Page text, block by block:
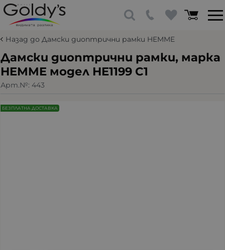
Назад до Дамски диоптрични рамки HEMME
Дамски диоптрични рамки, марка
HEMME модел HE1199 С1
Арт.№: 443
БЕЗПЛАТНА ДОСТАВКА